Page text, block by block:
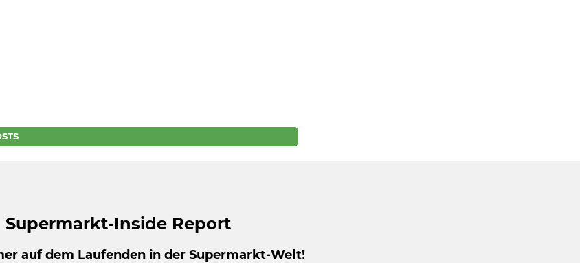
Supermarkt-Inside Report
auf dem Laufenden in der Supermarkt-Welt!